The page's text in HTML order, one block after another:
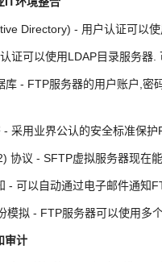
Directory) - 用户认证可以
证可以使用LDAP目录服务器
库 - FTP服务器的用户账户,密
- 采用业界公认的安全标准保
协议 - SFTP虚拟服务器现在
- 可以自动通过电子邮件通知
模拟 - FTP服务器可以使用多
审计